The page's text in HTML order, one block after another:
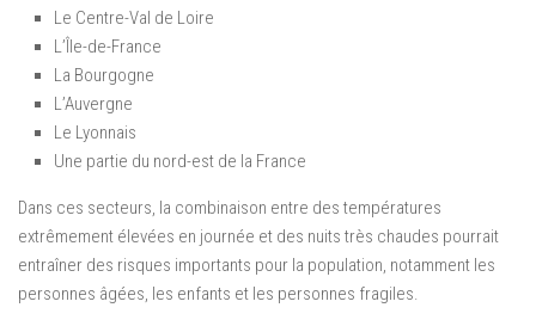
Le Centre-Val de Loire
L’Île-de-France
La Bourgogne
L’Auvergne
Le Lyonnais
Une partie du nord-est de la France
Dans ces secteurs, la combinaison entre des températures
extrêmement élevées en journée et des nuits très chaudes pourrait
entraîner des risques importants pour la population, notamment les
personnes âgées, les enfants et les personnes fragiles.